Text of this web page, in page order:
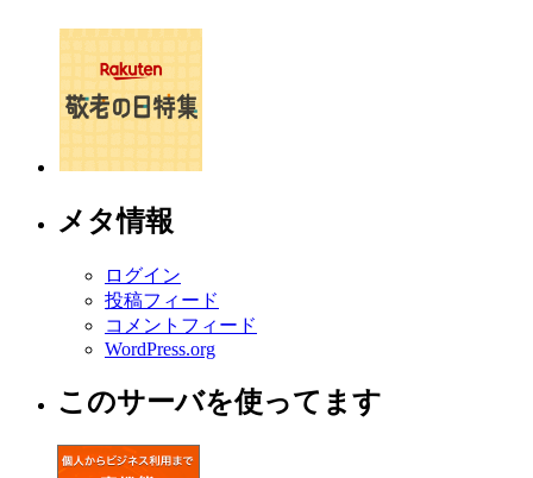
メタ情報
ログイン
投稿フィード
コメントフィード
WordPress.org
このサーバを使ってます